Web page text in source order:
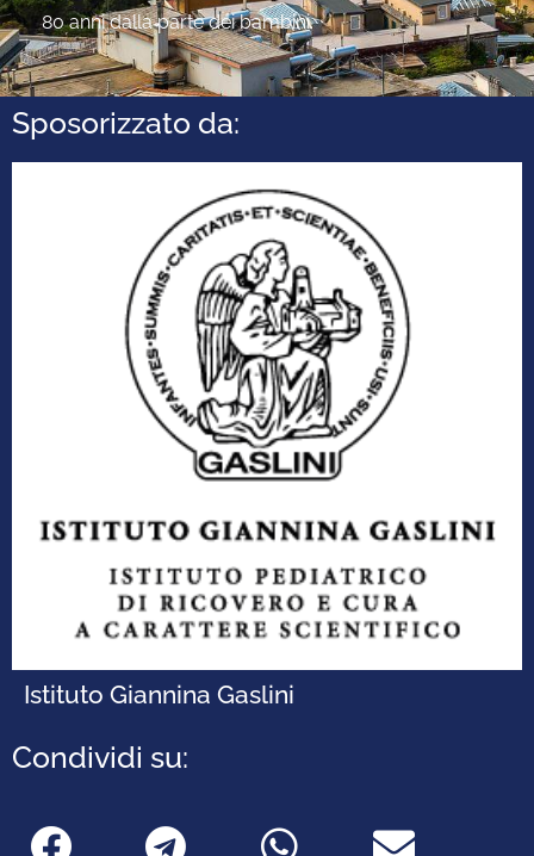
80 anni dalla parte dei bambini.
Sposorizzato da:
Istituto Giannina Gaslini
Condividi su: